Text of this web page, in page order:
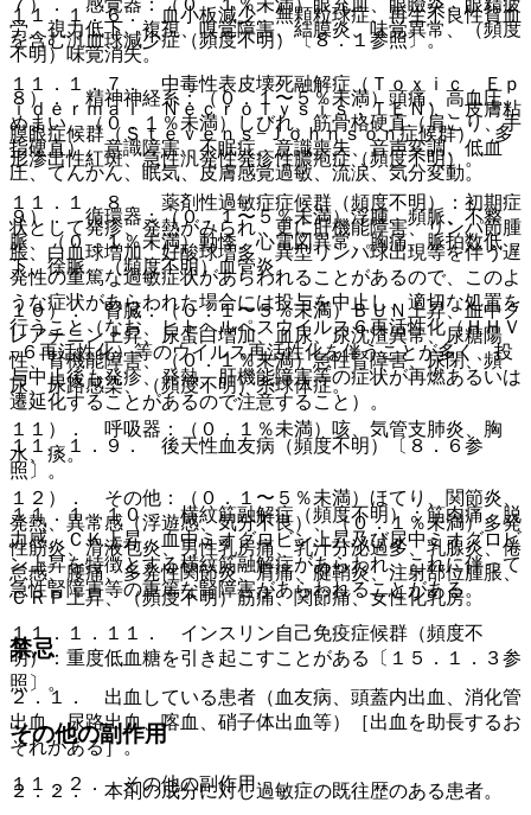
労、視力低下、複視、嗅覚障害、結膜炎、味覚異常、（頻度
不明）味覚消失。
８）． 精神神経系：（０．１〜５％未満）頭痛、高血圧、
めまい、（０．１％未満）しびれ、筋骨格硬直（肩こり、手
指硬直）、意識障害、不眠症、意識喪失、音声変調、低血
圧、てんかん、眠気、皮膚感覚過敏、流涙、気分変動。
９）． 循環器：（０．１〜５％未満）浮腫、頻脈、不整
脈、（０．１％未満）動悸、心電図異常、胸痛、脈拍数低
下、徐脈、（頻度不明）血管炎。
１０）． 腎臓：（０．１〜５％未満）ＢＵＮ上昇、血中ク
レアチニン上昇、尿蛋白増加、血尿、尿沈渣異常、尿糖陽
性、腎機能障害、（０．１％未満）急性腎障害、尿閉、頻
尿、尿路感染、（頻度不明）糸球体症。
１１）． 呼吸器：（０．１％未満）咳、気管支肺炎、胸
水、痰。
１２）． その他：（０．１〜５％未満）ほてり、関節炎、
発熱、異常感（浮遊感、気分不良）、（０．１％未満）多発
性筋炎、滑液包炎、男性乳房痛、乳汁分泌過多、乳腺炎、倦
怠感、腰痛、多発性関節炎、肩痛、腱鞘炎、注射部位腫脹、
ＣＲＰ上昇、（頻度不明）筋痛、関節痛、女性化乳房。
禁忌
２．１． 出血している患者（血友病、頭蓋内出血、消化管
出血、尿路出血、喀血、硝子体出血等）［出血を助長するお
それがある］。
２．２． 本剤の成分に対し過敏症の既往歴のある患者。
１１．１．６． 血小板減少、無顆粒球症、再生不良性貧血
を含む汎血球減少症（頻度不明）〔８．１参照〕。
１１．１．７． 中毒性表皮壊死融解症（Ｔｏｘｉｃ Ｅｐ
ｉｄｅｒｍａｌ Ｎｅｃｒｏｌｙｓｉｓ：ＴＥＮ）、皮膚粘
膜眼症候群（Ｓｔｅｖｅｎｓ−Ｊｏｈｎｓｏｎ症候群）、多
形滲出性紅斑、急性汎発性発疹性膿疱症（頻度不明）。
１１．１．８． 薬剤性過敏症症候群（頻度不明）：初期症
状として発疹、発熱がみられ、更に肝機能障害、リンパ節腫
脹、白血球増加、好酸球増多、異型リンパ球出現等を伴う遅
発性の重篤な過敏症状があらわれることがあるので、このよ
うな症状があらわれた場合には投与を中止し、適切な処置を
行うこと（なお、ヒトヘルペスウイルス６再活性化（ＨＨＶ
−６再活性化）等のウイルス再活性化を伴うことが多く、投
与中止後も発疹、発熱、肝機能障害等の症状が再燃あるいは
遷延化することがあるので注意すること）。
１１．１．９． 後天性血友病（頻度不明）〔８．６参
照〕。
１１．１．１０． 横紋筋融解症（頻度不明）：筋肉痛、脱
力感、ＣＫ上昇、血中ミオグロビン上昇及び尿中ミオグロビ
ン上昇を特徴とする横紋筋融解症があらわれ、これに伴って
急性腎障害等の重篤な腎障害があらわれることがある。
１１．１．１１． インスリン自己免疫症候群（頻度不
明）：重度低血糖を引き起こすことがある〔１５．１．３参
照〕。
その他の副作用
１１．２． その他の副作用